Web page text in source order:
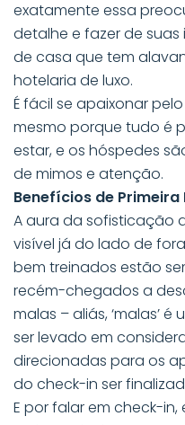
exatamente essa
detalhe e fazer de
de casa que tem
hotelaria de luxo.
É fácil se apaixonar
mesmo porque tudo é
estar, e os hóspedes
de mimos e atenção.
Benefícios de Primeira
A aura da sofisticação
visível já do lado de
bem treinados estão
recém-chegados a
malas – aliás, ‘malas’
ser levado em
direcionadas para os
do check-in ser
E por falar em check-